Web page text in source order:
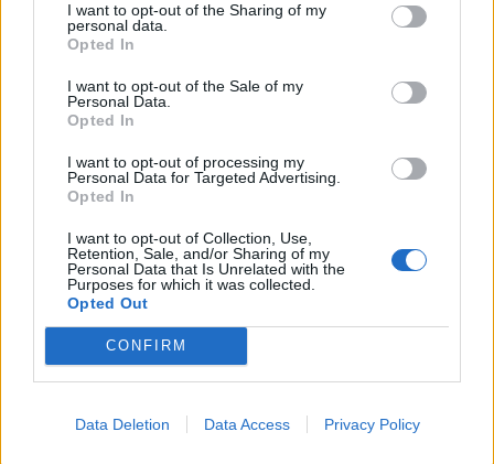
I want to opt-out of the Sharing of my
personal data.
Opted In
I want to opt-out of the Sale of my
Personal Data.
Opted In
I want to opt-out of processing my
Personal Data for Targeted Advertising.
Opted In
I want to opt-out of Collection, Use,
Retention, Sale, and/or Sharing of my
Personal Data that Is Unrelated with the
Purposes for which it was collected.
Opted Out
CONFIRM
Data Deletion Data Access Privacy Policy
DU KANSKE OCKSÅ GILLAR...